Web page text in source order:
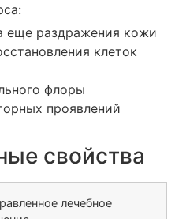
еще раздражения кожи
клеток
флоры
проявлений
свойства
лечебное